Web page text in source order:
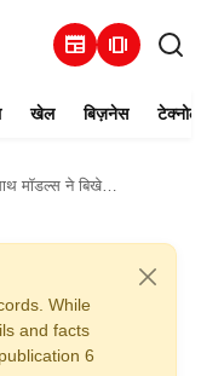
newspaper amp_stories
खेल बिज़नेस
अपनी अदाओं का जादू
While
and facts
6